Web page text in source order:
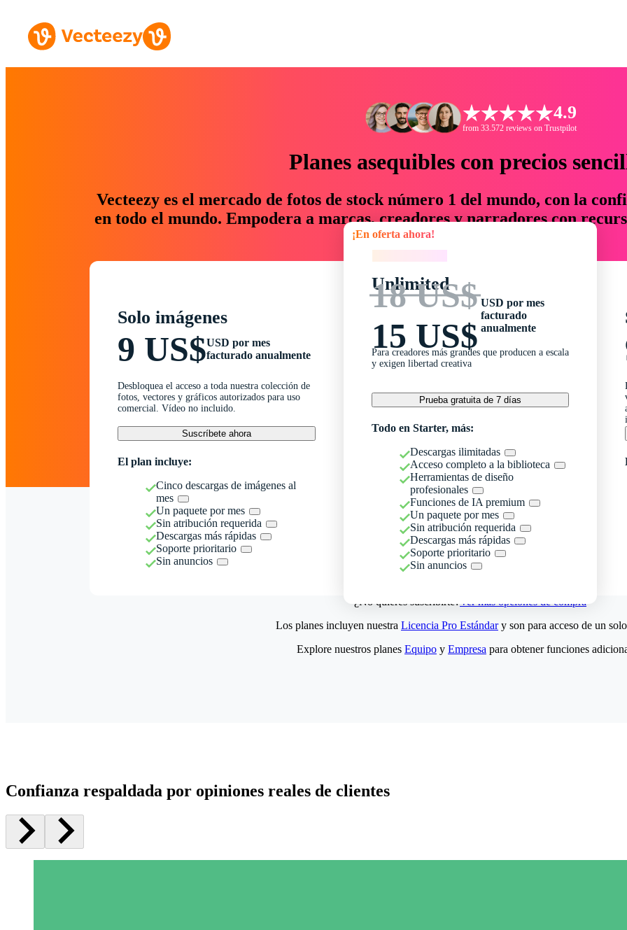
4.9
from 33.572 reviews on Trustpilot
Planes asequibles con precios
Vecteezy es el mercado de fotos de stock número 1 del mundo, con la
en todo el mundo. Empodera a marcas, creadores y narradores con
un 76 % en tiempo y presupuesto.
Solo imágenes
9 US$USD por mes
facturado anualmente
Desbloquea el acceso a toda nuestra colección de
fotos, vectores y gráficos autorizados para uso
comercial. Vídeo no incluido.
Suscríbete ahora
El plan incluye:
Cinco descargas de imágenes al
mes
Un paquete por mes
Sin atribución requerida
Descargas más rápidas
Soporte prioritario
Sin anuncios
¡En oferta ahora!
Unlimited
18 US$
15 US$
USD por mes
facturado
anualmente
Para creadores más grandes que producen a escala
y exigen libertad creativa
Prueba gratuita de 7 días
Todo en Starter, más:
Descargas ilimitadas
Acceso completo a la biblioteca
Herramientas de diseño
profesionales
Funciones de IA premium
Un paquete por mes
Sin atribución requerida
Descargas más rápidas
Soporte prioritario
Sin anuncios
¿No quieres suscribirte?Ver más opciones de compra
Los planes incluyen nuestra Licencia Pro Estándary son para acceso de un
Explore nuestros planes Equipo y Empresa para obtener funciones
Confianza respaldada por opiniones reales de clientes